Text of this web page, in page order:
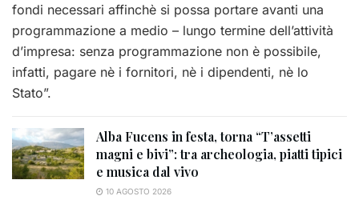
fondi necessari affinchè si possa portare avanti una
programmazione a medio – lungo termine dell’attività
d’impresa: senza programmazione non è possibile,
infatti, pagare nè i fornitori, nè i dipendenti, nè lo
Stato”.
Alba Fucens in festa, torna “T’assetti
magni e bivi”: tra archeologia, piatti tipici
e musica dal vivo
10 AGOSTO 2026